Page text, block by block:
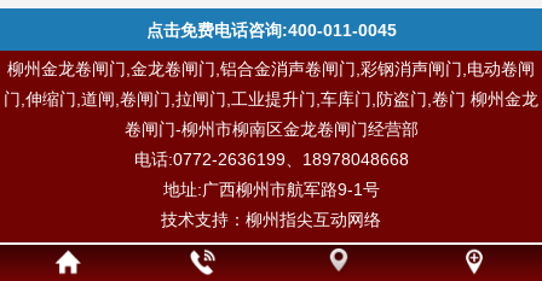
点击免费电话咨询:400-011-0045
柳州金龙卷闸门,金龙卷闸门,铝合金消声卷闸门,彩钢消声闸门,电动卷闸
门,伸缩门,道闸,卷闸门,拉闸门,工业提升门,车库门,防盗门,卷门 柳州金龙
卷闸门-柳州市柳南区金龙卷闸门经营部
电话:0772-2636199、18978048668
地址:广西柳州市航军路9-1号
技术支持： 柳州指尖互动网络